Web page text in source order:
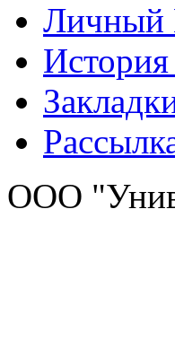
Личный
История
ООО